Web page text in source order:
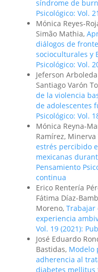
síndrome de
Psicológico: Vol.
Mónica Reyes-
Simão Mathia,
diálogos de
socioculturales y
Psicológico: Vol.
Jeferson
Santiago Varón
de la violencia
de adolescentes
Psicológico: Vol.
Mónica Reyna-
Ramírez, Minerva
estrés percibido
mexicanas
Pensamiento
continua
Erico Rentería
Fátima Díaz-
Moreno, Trabajar
experiencia
Vol. 19 (2021):
José Eduardo
Bastidas, Modelo
adherencia al
diabetes mellitus